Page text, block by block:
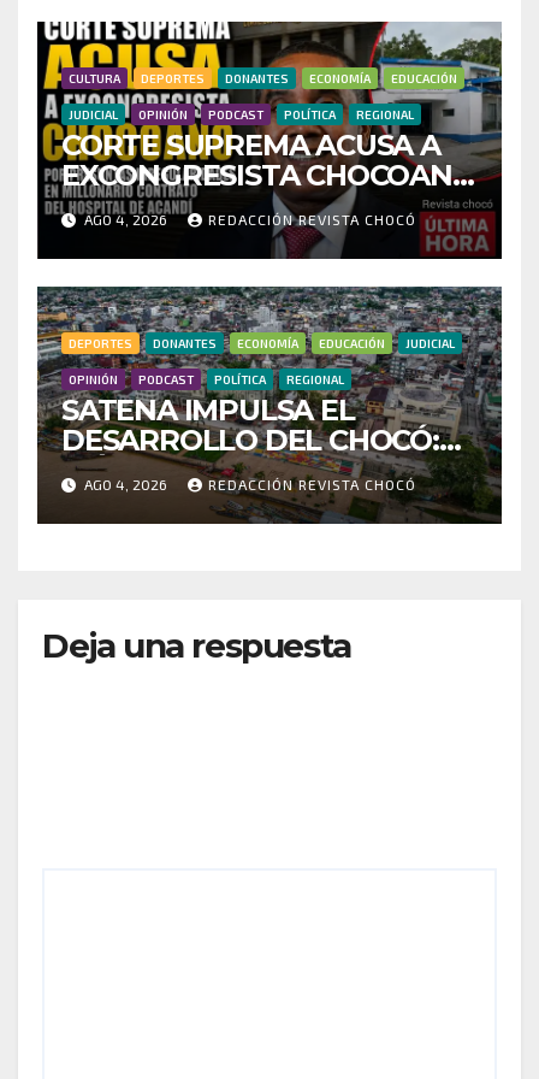
FRAUDE
CULTURA DEPORTES DONANTES ECONOMÍA EDUCACIÓN
JUDICIAL OPINIÓN PODCAST POLÍTICA REGIONAL
CORTE SUPREMA ACUSA A
EXCONGRESISTA CHOCOANO
POR PRESUNTAS
IRREGULARIDADES EN
MILLONARIO CONTRATO
DEL HOSPITAL DE ACANDÍ
AGO 4, 2026 REDACCIÓN REVISTA CHOCÓ
DEPORTES DONANTES ECONOMÍA EDUCACIÓN JUDICIAL
OPINIÓN PODCAST POLÍTICA REGIONAL
SATENA IMPULSA EL
DESARROLLO DEL CHOCÓ:
MÁS DE 35 MIL PASAJEROS
MOVILIZADOS Y NUEVAS
RUTAS FORTALECEN LA
AGO 4, 2026 REDACCIÓN REVISTA CHOCÓ
Deja una respuesta